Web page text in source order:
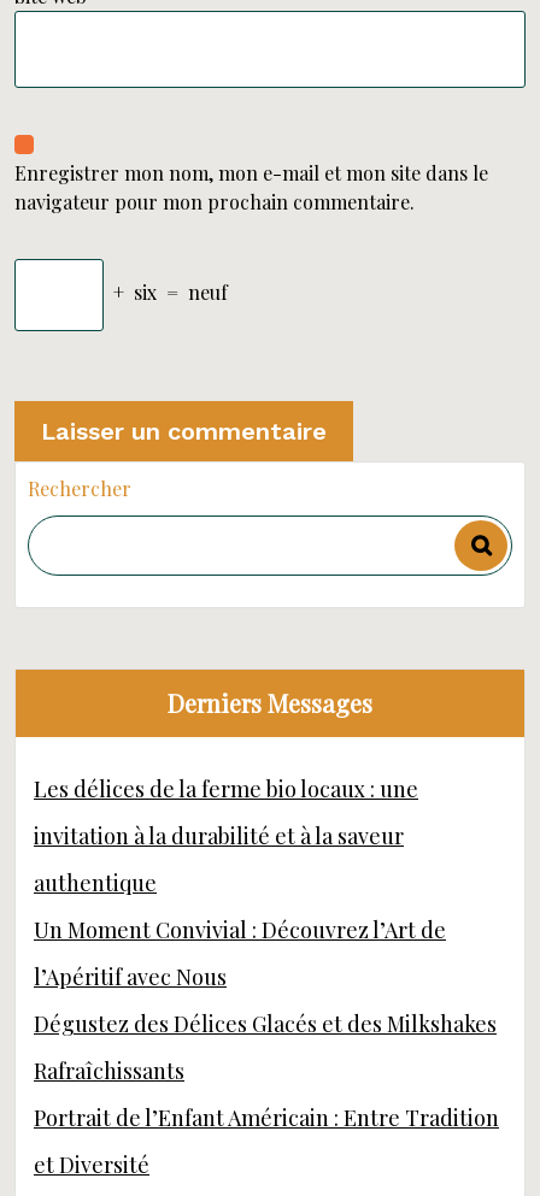
Enregistrer mon nom, mon e-mail et mon site dans le
navigateur pour mon prochain commentaire.
+ six = neuf
Rechercher
Derniers Messages
Les délices de la ferme bio locaux : une
invitation à la durabilité et à la saveur
authentique
Un Moment Convivial : Découvrez l’Art de
l’Apéritif avec Nous
Dégustez des Délices Glacés et des Milkshakes
Rafraîchissants
Portrait de l’Enfant Américain : Entre Tradition
et Diversité